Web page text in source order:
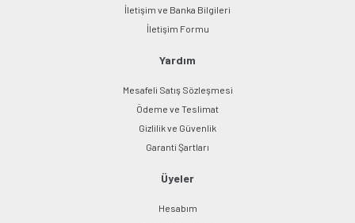
Gönder
İletişim ve Banka Bilgileri
İletişim Formu
Yardım
Mesafeli Satış Sözleşmesi
Ödeme ve Teslimat
Gizlilik ve Güvenlik
Garanti Şartları
Üyeler
Hesabım